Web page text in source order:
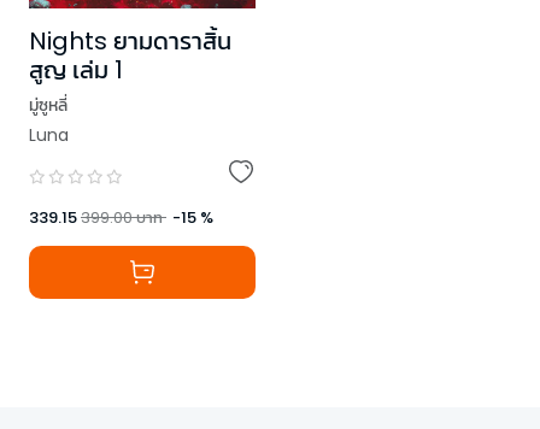
Nights ยามดาราสิ้น
สูญ เล่ม 1
มู่ซูหลี่
Luna
339.15399.00บาท -15 %